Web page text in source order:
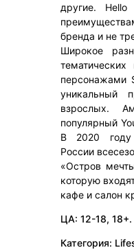
другие.
бренда и не
Широкое
персонажами
уникальный
взрослых.
популярный
В 2020
России
«Остров
которую
кафе и салон
ЦА: 12-18, 18+.
Категория: